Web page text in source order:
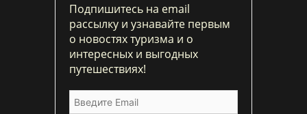
Подпишитесь на email
рассылку и узнавайте первым
о новостях туризма и о
интересных и выгодных
путешествиях!